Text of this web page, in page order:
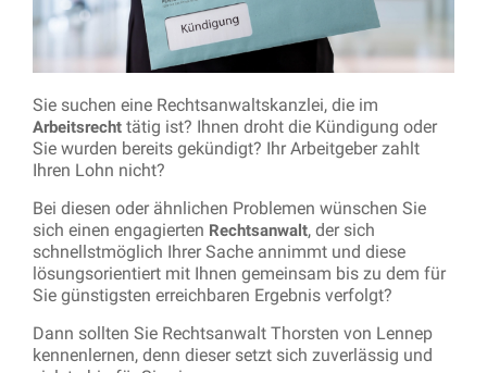
Sie suchen eine Rechtsanwaltskanzlei, die im
Arbeitsrecht tätig ist? Ihnen droht die Kündigung oder
Sie wurden bereits gekündigt? Ihr Arbeitgeber zahlt
Ihren Lohn nicht?
Bei diesen oder ähnlichen Problemen wünschen Sie
sich einen engagierten Rechtsanwalt, der sich
schnellstmöglich Ihrer Sache annimmt und diese
lösungsorientiert mit Ihnen gemeinsam bis zu dem für
Sie günstigsten erreichbaren Ergebnis verfolgt?
Dann sollten Sie Rechtsanwalt Thorsten von Lennep
kennenlernen, denn dieser setzt sich zuverlässig und